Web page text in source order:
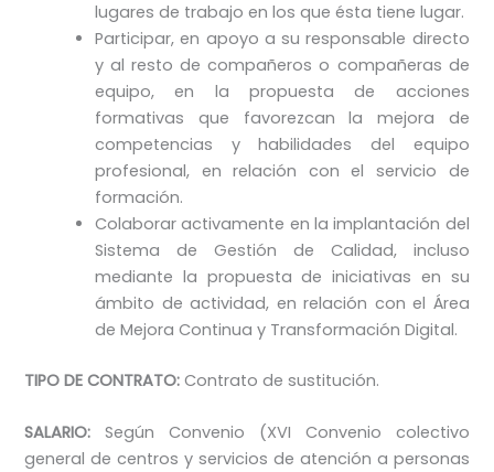
lugares de trabajo en los que ésta tiene lugar.
Participar, en apoyo a su responsable directo
y al resto de compañeros o compañeras de
equipo, en la propuesta de acciones
formativas que favorezcan la mejora de
competencias y habilidades del equipo
profesional, en relación con el servicio de
formación.
Colaborar activamente en la implantación del
Sistema de Gestión de Calidad, incluso
mediante la propuesta de iniciativas en su
ámbito de actividad, en relación con el Área
de Mejora Continua y Transformación Digital.
TIPO DE CONTRATO:Contrato de sustitución.
SALARIO:Según Convenio (XVI Convenio colectivo
general de centros y servicios de atención a personas